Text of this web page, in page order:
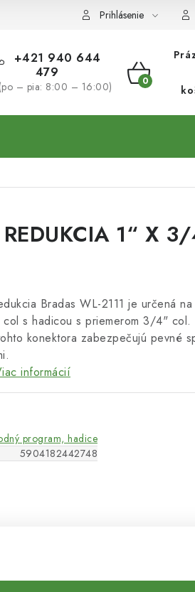
Prihlásenie
+421 940 644
479
(po – pia: 8:00 – 16:00)
1“ X
Bradas WL-2111 je určená
col s hadicou s priemerom 3/4" col.
konektora zabezpečujú pevné
informácií
program, hadice
5904182442748